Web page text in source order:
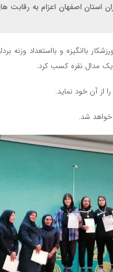
استان اصفهان اعزام به
یک مدال نقره کسب کرد.
از آن خود نماید.